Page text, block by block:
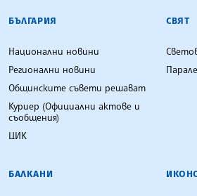
БЪЛГАРСКА
БЪЛГАРИЯ
Национални новини
Регионални новини
Общинските съвети решават
Куриер (Официални актове и
съобщения)
ЦИК
СВЯТ
БАЛКАНИ